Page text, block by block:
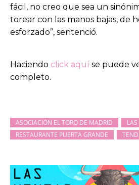
fácil, no creo que sea un
torear con las manos bajas, de
esforzado”, sentenció.
Haciendo click aquí se puede
completo.
ASOCIACIÓN EL TORO DE MADRID
RESTAURANTE PUERTA GRANDE